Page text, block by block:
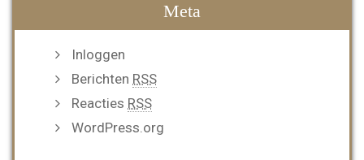
Meta
Inloggen
Berichten RSS
Reacties RSS
WordPress.org